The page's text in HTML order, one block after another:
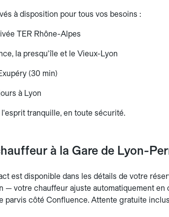
à disposition pour tous vos besoins :
TER Rhône-Alpes
la presqu'île et le Vieux-Lyon
(30 min)
à Lyon
tranquille, en toute sécurité.
à la Gare de Lyon-
est disponible dans les détails de votre
— votre chauffeur ajuste automatiquement en
parvis côté Confluence. Attente gratuite